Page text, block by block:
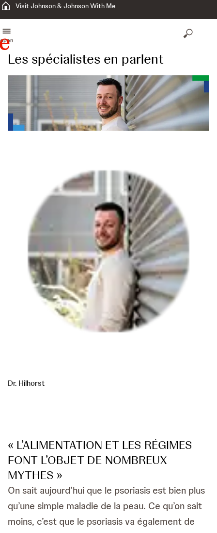
Visit Johnson & Johnson With Me
open
Les spécialistes en parlent
Dr. Hilhorst
« L’ALIMENTATION ET LES RÉGIMES
FONT L’OBJET DE NOMBREUX
MYTHES »
On sait aujourd’hui que le psoriasis est bien plus
qu’une simple maladie de la peau. Ce qu’on sait
moins, c’est que le psoriasis va également de